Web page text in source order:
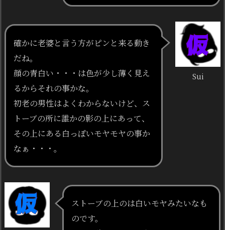
Sui
確かに老婆と言う方がピンと来る動き
だね。
顔の青白い・・・は色が少し薄く見え
るからそれの事かな。
初老の男性はよくわからないけど、ス
トーブの所に誰かの影の上にあって、
その上にある白っぽいモヤモヤの事か
なぁ・・・。
ストーブの上のは白いモヤみたいなも
のです。